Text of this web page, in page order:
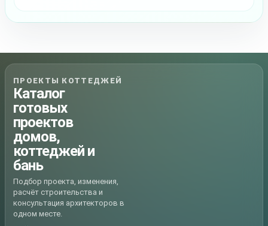
ПРОЕКТЫ КОТТЕДЖЕЙ
Каталог
готовых
проектов
домов,
коттеджей и
бань
Подбор проекта, изменения,
расчёт строительства и
консультация архитекторов в
одном месте.